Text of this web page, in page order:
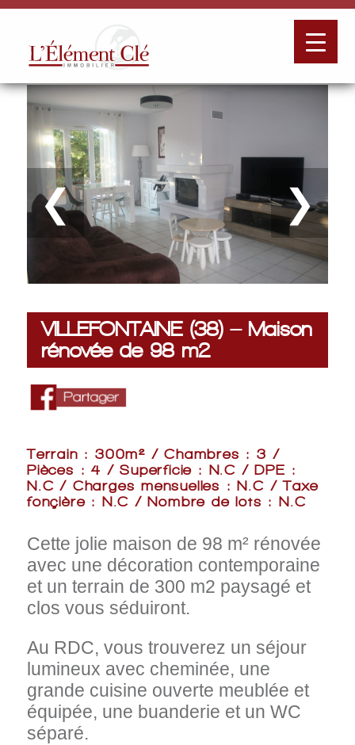
❮ ❯
VILLEFONTAINE (38) – Maison
rénovée de 98 m2
Terrain : 300m² / Chambres : 3 /
Pièces : 4 / Superficie : N.C / DPE :
N.C / Charges mensuelles : N.C / Taxe
fonçière : N.C / Nombre de lots : N.C
Cette jolie maison de 98 m² rénovée
avec une décoration contemporaine
et un terrain de 300 m2 paysagé et
clos vous séduiront.
Au RDC, vous trouverez un séjour
lumineux avec cheminée, une
grande cuisine ouverte meublée et
équipée, une buanderie et un WC
séparé.